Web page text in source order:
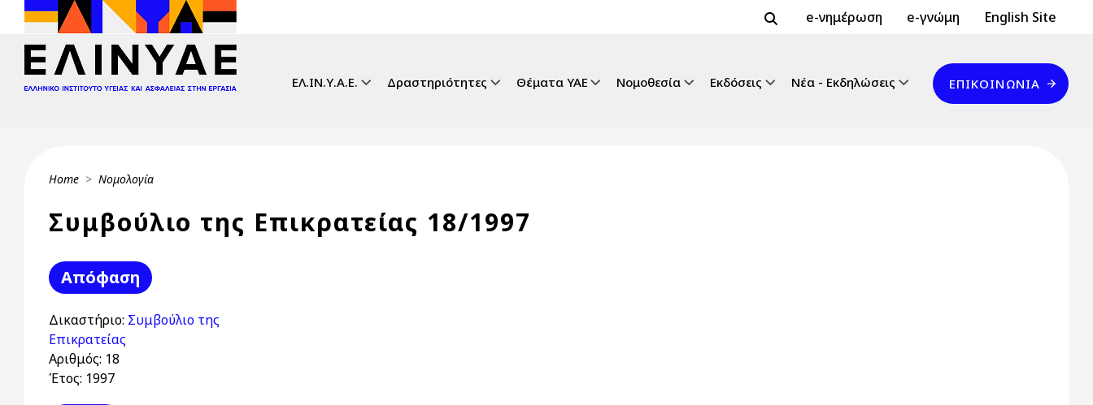
Skip to main content Header Top 2
e-νημέρωση e-γνώμη Header Top
English Site
ΕΛ.ΙΝ.Υ.Α.Ε. Δραστηριότητες Θέματα ΥΑΕ Νομοθεσία Εκδόσεις Νέα - Εκδηλώσεις
Επικοινωνία
ΕΠΙΚΟΙΝΩΝΊΑ
Breadcrumb
Home Νομολογία
Συμβούλιο της Επικρατείας 18/1997
Απόφαση
Δικαστήριο: Συμβούλιο της
Επικρατείας
Αριθμός: 18
Έτος: 1997